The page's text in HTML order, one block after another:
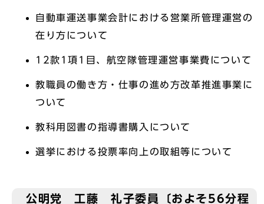
自動車運送事業会計における営業所管理運営の
在り方について
12款1項1目、航空隊管理運営事業費について
教職員の働き方・仕事の進め方改革推進事業に
ついて
教科用図書の指導書購入について
選挙における投票率向上の取組等について
公明党 工藤 礼子委員〔およそ56分程